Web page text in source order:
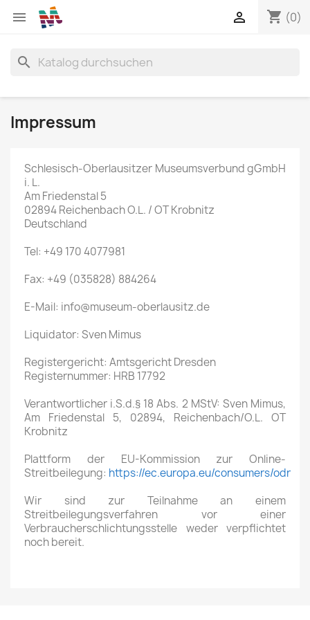
 shopping_cart (0)

search
Impressum
Schlesisch-Oberlausitzer Museumsverbund gGmbH
i. L.
Am Friedenstal 5
02894 Reichenbach O.L. / OT Krobnitz
Deutschland
Tel: +49 170 4077981
Fax: +49 (035828) 884264
E-Mail: info@museum-oberlausitz.de
Liquidator: Sven Mimus
Registergericht: Amtsgericht Dresden
Registernummer: HRB 17792
Verantwortlicher i.S.d.§ 18 Abs. 2 MStV: Sven Mimus,
Am Friedenstal 5, 02894, Reichenbach/O.L. OT
Krobnitz
Plattform der EU-Kommission zur Online-
Streitbeilegung: https://ec.europa.eu/consumers/odr
Wir sind zur Teilnahme an einem
Streitbeilegungsverfahren vor einer
Verbraucherschlichtungsstelle weder verpflichtet
noch bereit.